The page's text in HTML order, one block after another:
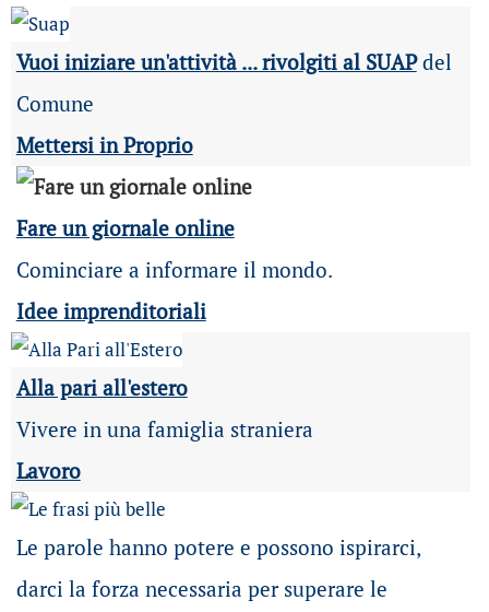
Vuoi iniziare un'attività ... rivolgiti al SUAPdel
Comune
Mettersi in Proprio
Fare un giornale online
Cominciare a informare il mondo.
Idee imprenditoriali
Alla pari all'estero
Vivere in una famiglia straniera
Lavoro
Le parole hanno potere e possono ispirarci,
darci la forza necessaria per superare le